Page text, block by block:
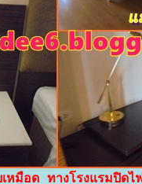
เหมือด ทางโรงแรมปิ